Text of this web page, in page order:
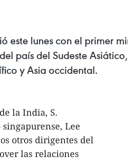
este lunes con el primer
país del Sudeste
y Asia occidental.
la India, S.
Lee
otros dirigentes del
las relaciones